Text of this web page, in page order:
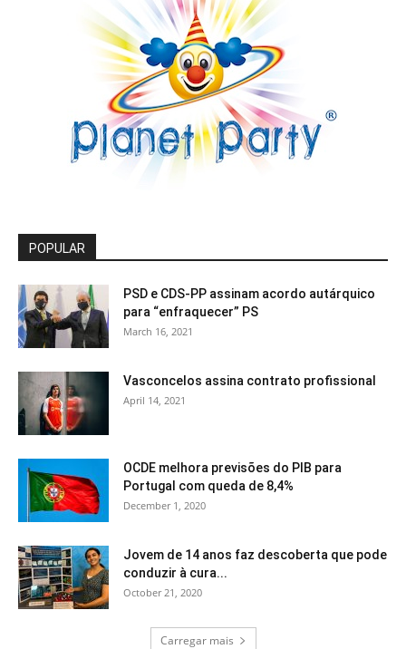
POPULAR
PSD e CDS-PP assinam acordo autárquico
para “enfraquecer” PS
March 16, 2021
Vasconcelos assina contrato profissional
April 14, 2021
OCDE melhora previsões do PIB para
Portugal com queda de 8,4%
December 1, 2020
Jovem de 14 anos faz descoberta que pode
conduzir à cura...
October 21, 2020
Carregar mais